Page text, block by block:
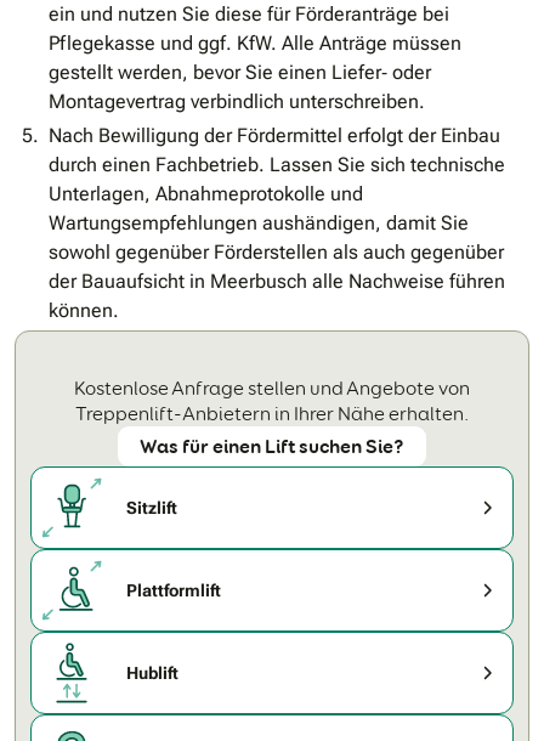
ein und nutzen Sie diese für Förderanträge bei
Pflegekasse und ggf. KfW. Alle Anträge müssen
gestellt werden, bevor Sie einen Liefer‐ oder
Montagevertrag verbindlich unterschreiben.
Nach Bewilligung der Fördermittel erfolgt der Einbau
durch einen Fachbetrieb. Lassen Sie sich technische
Unterlagen, Abnahmeprotokolle und
Wartungsempfehlungen aushändigen, damit Sie
sowohl gegenüber Förderstellen als auch gegenüber
der Bauaufsicht in Meerbusch alle Nachweise führen
können.
Kostenlose Anfrage stellen und Angebote von
Treppenlift-Anbietern in Ihrer Nähe erhalten.
Was für einen Lift suchen Sie?
Sitzlift
Plattformlift
Hublift